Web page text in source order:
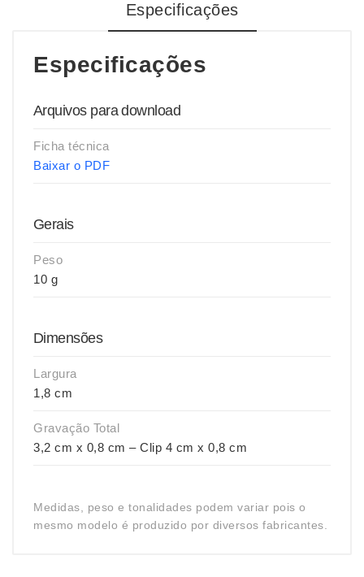
Especificações
Especificações
Arquivos para download
Ficha técnica
Baixar o PDF
Gerais
Peso
10 g
Dimensões
Largura
1,8 cm
Gravação Total
3,2 cm x 0,8 cm – Clip 4 cm x 0,8 cm
Medidas, peso e tonalidades podem variar pois o
mesmo modelo é produzido por diversos fabricantes.